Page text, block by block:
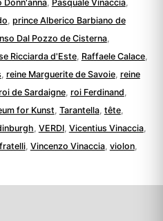
Donn'anna, Pasquale Vinaccia,
, prince Alberico Barbiano de
Dal Pozzo de Cisterna,
Ricciarda d'Este, Raffaele Calace,
, reine Marguerite de Savoie, reine
de Sardaigne, roi Ferdinand,
for Kunst, Tarantella, tête,
, VERDI, Vicentius Vinaccia,
, Vincenzo Vinaccia, violon,